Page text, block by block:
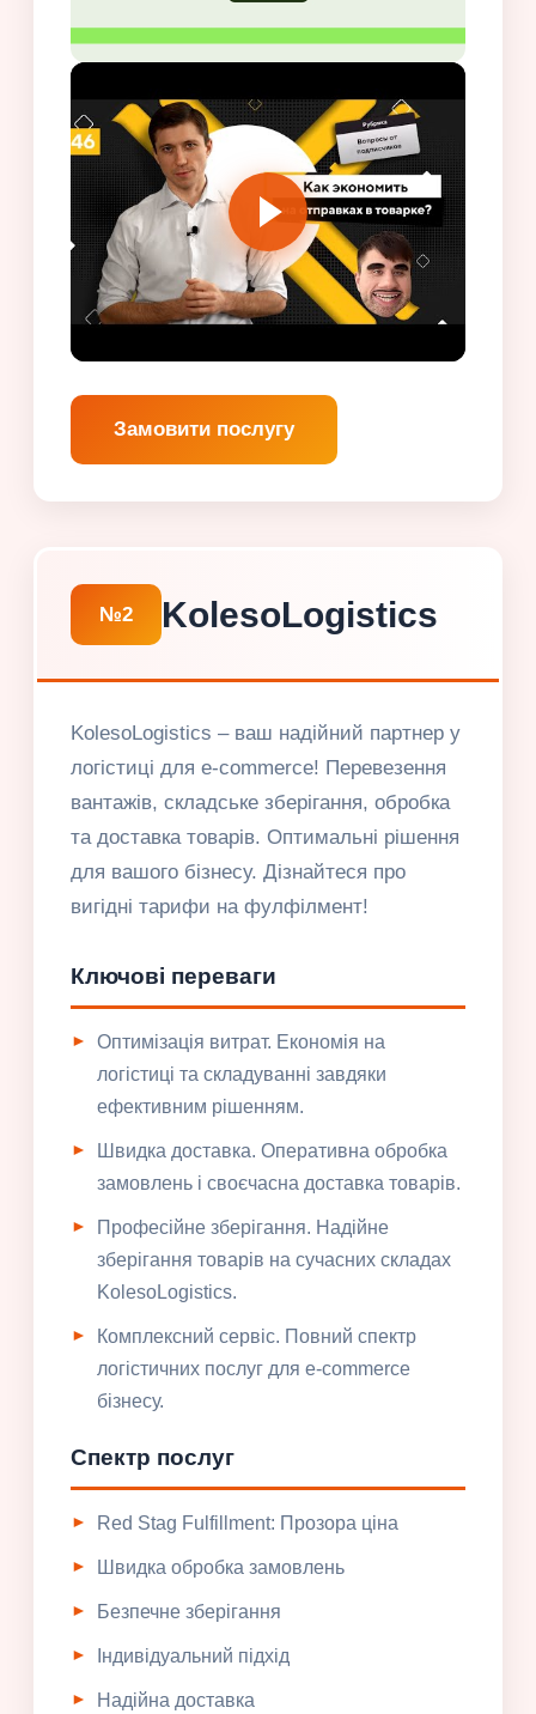
Замовити послугу
№2 KolesoLogistics
KolesoLogistics – ваш надійний партнер у
логістиці для e-commerce! Перевезення
вантажів, складське зберігання, обробка
та доставка товарів. Оптимальні рішення
для вашого бізнесу. Дізнайтеся про
вигідні тарифи на фулфілмент!
Ключові переваги
Оптимізація витрат. Економія на
логістиці та складуванні завдяки
ефективним рішенням.
Швидка доставка. Оперативна обробка
замовлень і своєчасна доставка товарів.
Професійне зберігання. Надійне
зберігання товарів на сучасних складах
KolesoLogistics.
Комплексний сервіс. Повний спектр
логістичних послуг для e-commerce
бізнесу.
Спектр послуг
Red Stag Fulfillment: Прозора ціна
Швидка обробка замовлень
Безпечне зберігання
Індивідуальний підхід
Надійна доставка